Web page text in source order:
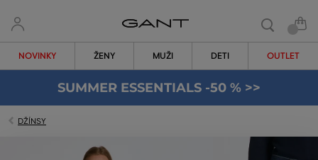
NOVINKY ŽENY MUŽI DETI OUTLET
SUMMER ESSENTIALS -50 % >>
DŽÍNSY